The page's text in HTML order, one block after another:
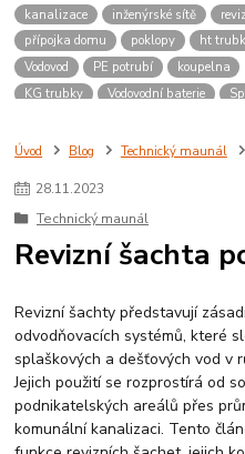
kanalizace inženýrské sítě
přípojka domu
poklopy ht
Vodovod
PE potrubí koupelna
KG trubky
Vodovodní baterie
Úvod
Blog Technický maunál
28.11.2023
Technický maunál
Revizní šachta
Revizní šachty představují
odvodňovacích systémů, které
splaškových a dešťových vod v
Jejich použití se rozprostírá od
podnikatelských areálů přes
komunální kanalizaci. Tento